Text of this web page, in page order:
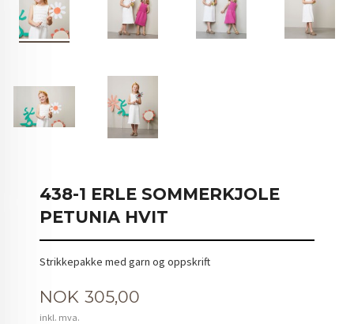
438-1 ERLE SOMMERKJOLE
PETUNIA HVIT
Strikkepakke med garn og oppskrift
Pris
NOK 305,00
inkl. mva.